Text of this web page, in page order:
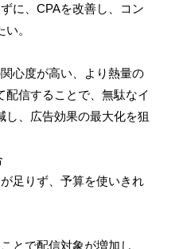
に、CPAを改善し、コン
。
心度が高い、より熱量の
配信することで、無駄なイ
し、広告効果の最大化を狙
足りず、予算を使いきれ
とで配信対象が増加し、